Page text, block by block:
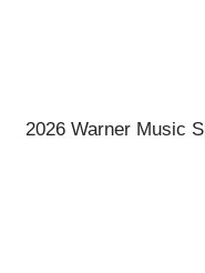
2026 Warner Music